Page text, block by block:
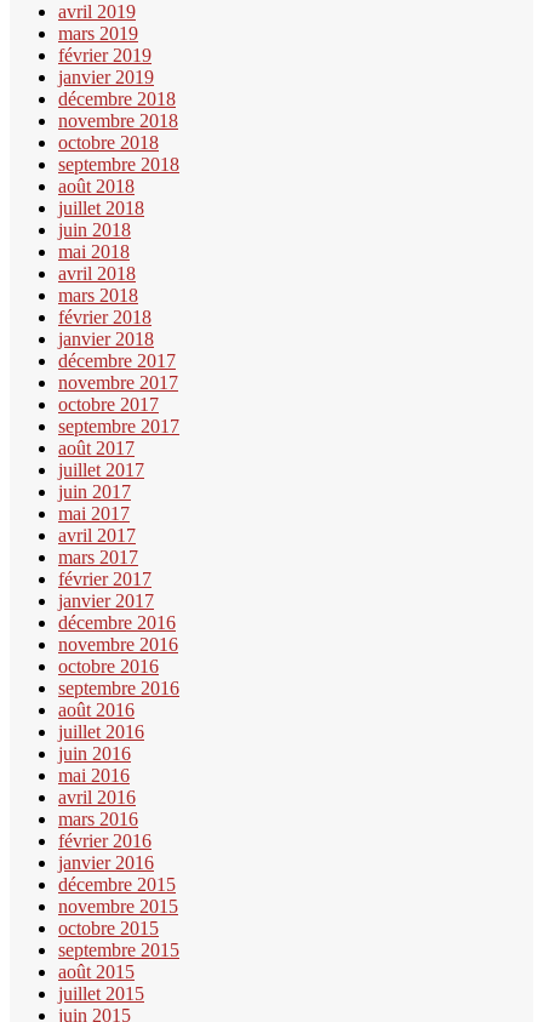
avril 2019
mars 2019
février 2019
janvier 2019
décembre 2018
novembre 2018
octobre 2018
septembre 2018
août 2018
juillet 2018
juin 2018
mai 2018
avril 2018
mars 2018
février 2018
janvier 2018
décembre 2017
novembre 2017
octobre 2017
septembre 2017
août 2017
juillet 2017
juin 2017
mai 2017
avril 2017
mars 2017
février 2017
janvier 2017
décembre 2016
novembre 2016
octobre 2016
septembre 2016
août 2016
juillet 2016
juin 2016
mai 2016
avril 2016
mars 2016
février 2016
janvier 2016
décembre 2015
novembre 2015
octobre 2015
septembre 2015
août 2015
juillet 2015
juin 2015